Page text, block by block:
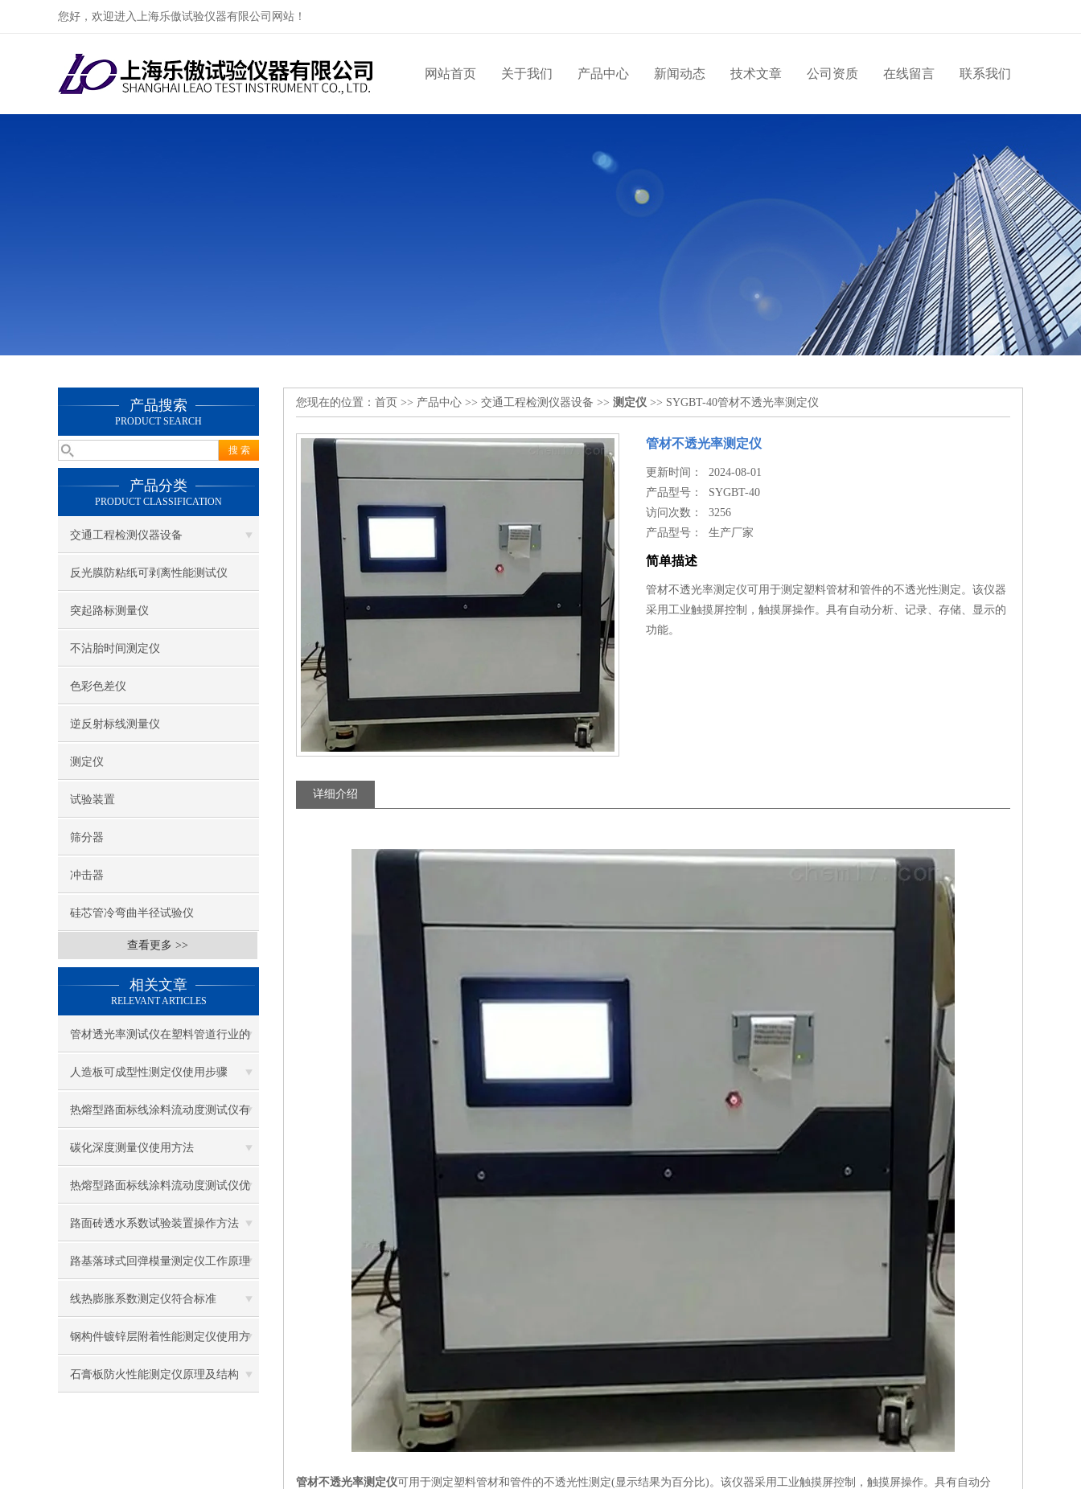
您好，欢迎进入上海乐傲试验仪器有限公司网站！
网站首页 关于我们 产品中心 新闻动态 技术文章 公司资质 在线留言 联系我们
产品搜索
PRODUCT SEARCH
产品分类
PRODUCT CLASSIFICATION
交通工程检测仪器设备
反光膜防粘纸可剥离性能测试仪
突起路标测量仪
不沾胎时间测定仪
色彩色差仪
逆反射标线测量仪
测定仪
试验装置
筛分器
冲击器
硅芯管冷弯曲半径试验仪
查看更多 >>
相关文章
RELEVANT ARTICLES
管材透光率测试仪在塑料管道行业的
应用
人造板可成型性测定仪使用步骤
热熔型路面标线涂料流动度测试仪有
什么用？
碳化深度测量仪使用方法
热熔型路面标线涂料流动度测试仪优
势
路面砖透水系数试验装置操作方法
路基落球式回弹模量测定仪工作原理
及使用方法
线热膨胀系数测定仪符合标准
钢构件镀锌层附着性能测定仪使用方
法
石膏板防火性能测定仪原理及结构
您现在的位置： 首页 >> 产品中心 >> 交通工程检测仪器设备 >> 测定仪 >> SYGBT-40管材不透光率测定仪
管材不透光率测定仪
更新时间： 2024-08-01
产品型号： SYGBT-40
访问次数： 3256
产品型号： 生产厂家
简单描述
管材不透光率测定仪可用于测定塑料管材和管件的不透光性测定。该仪器
采用工业触摸屏控制，触摸屏操作。具有自动分析、记录、存储、显示的
功能。
详细介绍
管材不透光率测定仪可用于测定塑料管材和管件的不透光性测定(显示结果为百分比)。该仪器采用工业触摸屏控制，触摸屏操作。具有自动分